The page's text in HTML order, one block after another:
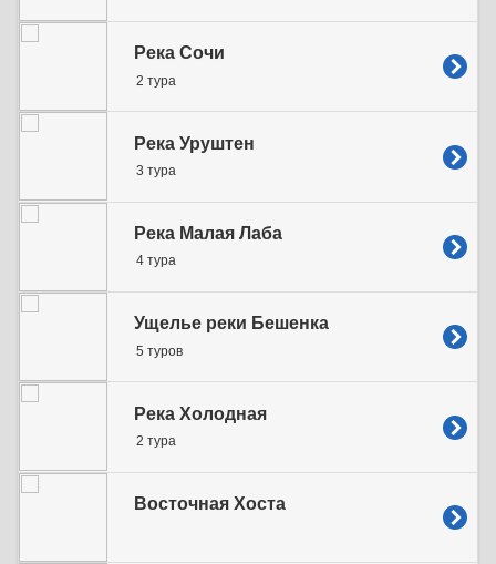
Река Сочи
2 тура
Река Уруштен
3 тура
Река Малая Лаба
4 тура
Ущелье реки Бешенка
5 туров
Река Холодная
2 тура
Восточная Хоста